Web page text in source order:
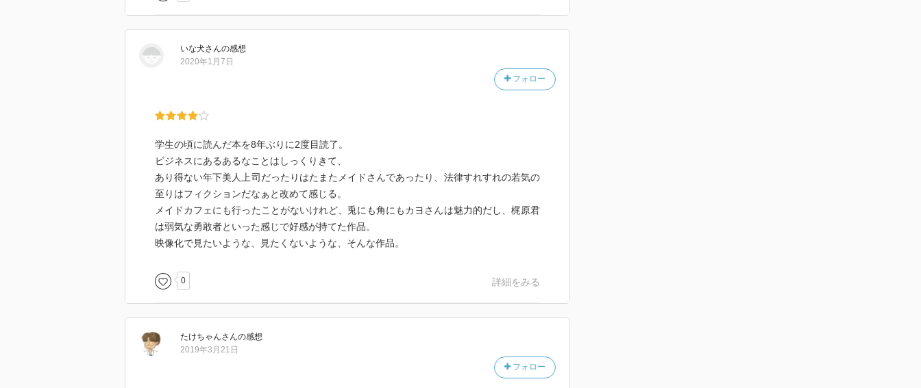
いな犬さんの感想
フォロー
2020年1月7日
学生の頃に読んだ本を8年ぶりに2度目読了。
ビジネスにあるあるなことはしっくりきて、
あり得ない年下美人上司だったりはたまたメイドさんであったり、法律すれすれの若気の
至りはフィクションだなぁと改めて感じる。
メイドカフェにも行ったことがないけれど、兎にも角にもカヨさんは魅力的だし、梶原君
は弱気な勇敢者といった感じで好感が持てた作品。
映像化で見たいような、見たくないような、そんな作品。
0 詳細をみる
たけちゃんさんの感想
フォロー
2019年3月21日